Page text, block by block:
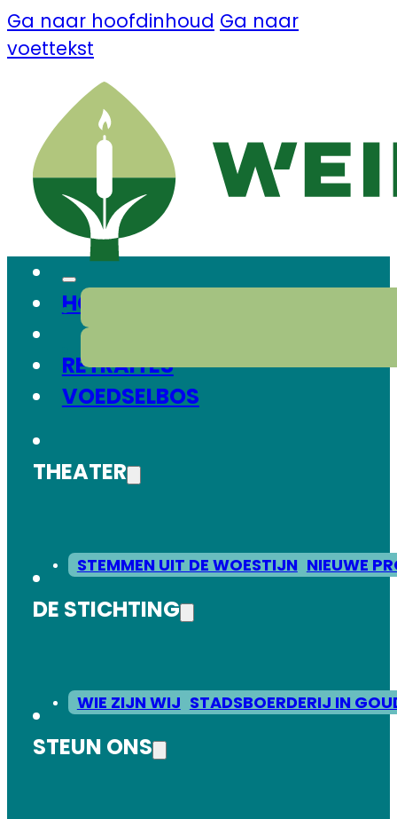
Ga naar hoofdinhoud Ga naar
voettekst
HOME
RETRAITES
VOEDSELBOS
THEATER
STEMMEN UIT DE WOESTIJN NIEUWE
DE STICHTING
WIE ZIJN WIJ STADSBOERDERIJ IN
STEUN ONS